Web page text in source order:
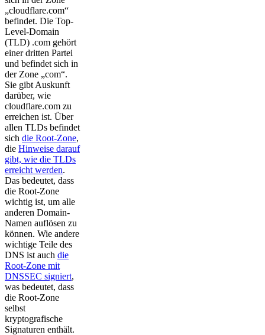
„cloudflare.com“
befindet. Die Top-
Level-Domain
(TLD) .com gehört
einer dritten Partei
und befindet sich in
der Zone „com“.
Sie gibt Auskunft
darüber, wie
cloudflare.com zu
erreichen ist. Über
allen TLDs befindet
sich die Root-Zone,
die Hinweise darauf
gibt, wie die TLDs
erreicht werden.
Das bedeutet, dass
die Root-Zone
wichtig ist, um alle
anderen Domain-
Namen auflösen zu
können. Wie andere
wichtige Teile des
DNS ist auch die
Root-Zone mit
DNSSEC signiert,
was bedeutet, dass
die Root-Zone
selbst
kryptografische
Signaturen enthält.